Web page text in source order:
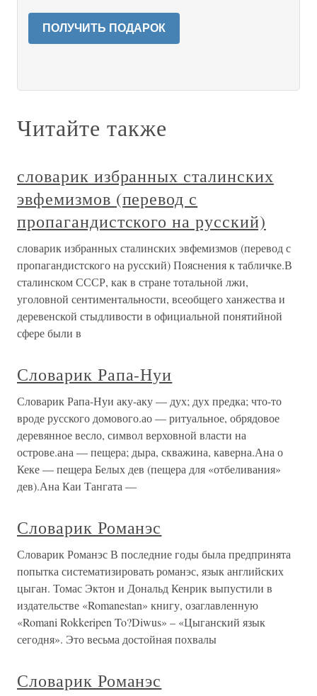
ПОЛУЧИТЬ ПОДАРОК
Читайте также
словарик избранных сталинских
эвфемизмов (перевод с
пропагандистского на русский)
словарик избранных сталинских эвфемизмов (перевод с
пропагандистского на русский) Пояснения к табличке.В
сталинском СССР, как в стране тотальной лжи,
уголовной сентиментальности, всеобщего ханжества и
деревенской стыдливости в официальной понятийной
сфере были в
Словарик Рапа-Нуи
Словарик Рапа-Нуи аку-аку — дух; дух предка; что-то
вроде русского домового.ао — ритуальное, обрядовое
деревянное весло, символ верховной власти на
острове.ана — пещера; дыра, скважина, каверна.Ана о
Кеке — пещера Белых дев (пещера для «отбеливания»
дев).Ана Каи Тангата —
Словарик Романэс
Словарик Романэс В последние годы была предпринята
попытка систематизировать романэс, язык английских
цыган. Томас Эктон и Дональд Кенрик выпустили в
издательстве «Romanestan» книгу, озаглавленную
«Romani Rokkeripen To?Diwus» – «Цыганский язык
сегодня». Это весьма достойная похвалы
Словарик Романэс